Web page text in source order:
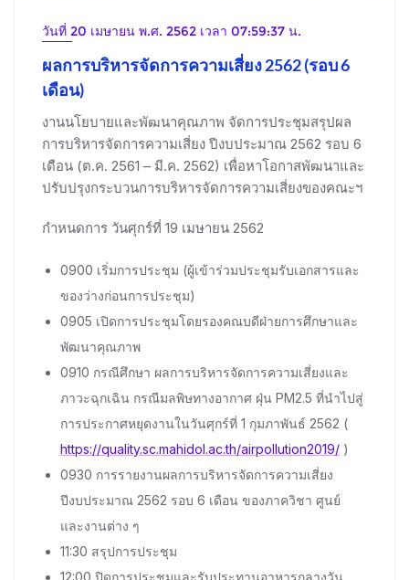
วันที่ 20 เมษายน พ.ศ. 2562 เวลา 07:59:37 น.
ผลการบริหารจัดการความเสี่ยง 2562 (รอบ 6
เดือน)
งานนโยบายและพัฒนาคุณภาพ จัดการประชุมสรุปผล
การบริหารจัดการความเสี่ยง ปีงบประมาณ 2562 รอบ 6
เดือน (ต.ค. 2561 – มี.ค. 2562) เพื่อหาโอกาสพัฒนาและ
ปรับปรุงกระบวนการบริหารจัดการความเสี่ยงของคณะฯ
กำหนดการ วันศุกร์ที่ 19 เมษายน 2562
0900 เริ่มการประชุม (ผู้เข้าร่วมประชุมรับเอกสารและ
ของว่างก่อนการประชุม)
0905 เปิดการประชุมโดยรองคณบดีฝ่ายการศึกษาและ
พัฒนาคุณภาพ
0910 กรณีศึกษา ผลการบริหารจัดการความเสี่ยงและ
ภาวะฉุกเฉิน กรณีมลพิษทางอากาศ ฝุ่น PM2.5 ที่นำไปสู่
การประกาศหยุดงานในวันศุกร์ที่ 1 กุมภาพันธ์ 2562 (
https://quality.sc.mahidol.ac.th/airpollution2019/ )
0930 การรายงานผลการบริหารจัดการความเสี่ยง
ปีงบประมาณ 2562 รอบ 6 เดือน ของภาควิชา ศูนย์
และงานต่าง ๆ
11:30 สรุปการประชุม